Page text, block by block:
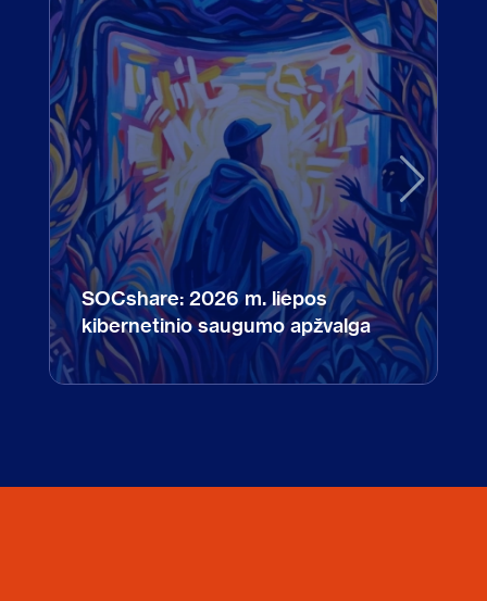
SOCshare: 2026 m. liepos
kibernetinio saugumo apžvalga